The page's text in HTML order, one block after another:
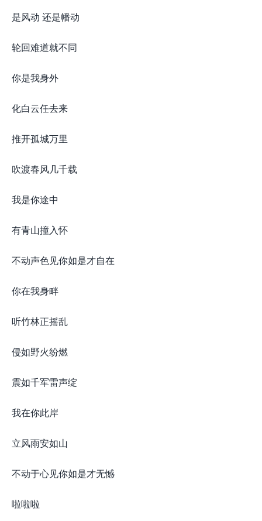
是风动 还是幡动
轮回难道就不同
你是我身外
化白云任去来
推开孤城万里
吹渡春风几千载
我是你途中
有青山撞入怀
不动声色见你如是才自在
你在我身畔
听竹林正摇乱
侵如野火纷燃
震如千军雷声绽
我在你此岸
立风雨安如山
不动于心见你如是才无憾
啦啦啦